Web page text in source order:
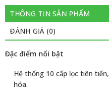
THÔNG TIN SẢN PHẨM
ĐÁNH GIÁ (0)
Đặc điểm nổi bật
Hệ thống 10 cấp lọc tiên
hóa.